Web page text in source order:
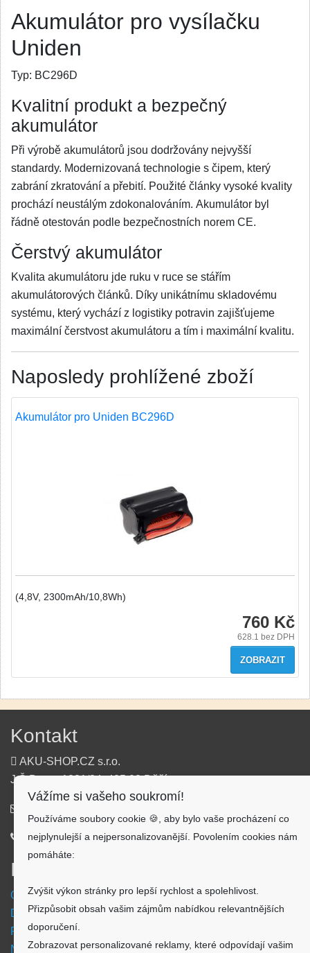
Akumulátor pro vysílačku
Uniden
Typ: BC296D
Kvalitní produkt a bezpečný
akumulátor
Při výrobě akumulátorů jsou dodržovány nejvyšší
standardy. Modernizovaná technologie s čipem, který
zabrání zkratování a přebití. Použité články vysoké kvality
prochází neustálým zdokonalováním. Akumulátor byl
řádně otestován podle bezpečnostních norem CE.
Čerstvý akumulátor
Kvalita akumulátoru jde ruku v ruce se stářím
akumulátorových článků. Díky unikátnímu skladovému
systému, který vychází z logistiky potravin zajišťujeme
maximální čerstvost akumulátoru a tím i maximální kvalitu.
Naposledy prohlížené zboží
Akumulátor pro Uniden BC296D
(4,8V, 2300mAh/10,8Wh)
760 Kč
628.1 bez DPH
ZOBRAZIT
Kontakt
AKU-SHOP.CZ s.r.o.
J.Š.Baara 1331/34, 405 02 Děčín
720 500 500
Informace
Obchodní podmínky
Doprava a platba
Reklamační formulář
Nastavení cookies
Vážíme si vašeho soukromí!
Používáme soubory cookie 🍪, aby bylo vaše procházení co
nejplynulejší a nejpersonalizovanější. Povolením cookies nám
pomáháte:
Zvýšit výkon stránky pro lepší rychlost a spolehlivost.
Přizpůsobit obsah vašim zájmům nabídkou relevantnějších
doporučení.
Zobrazovat personalizované reklamy, které odpovídají vašim